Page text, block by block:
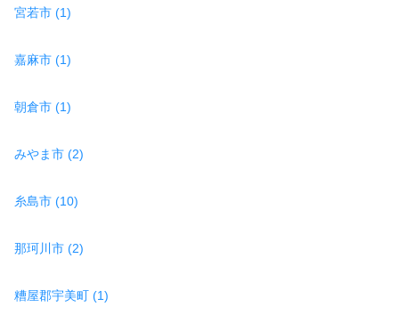
宮若市 (1)
嘉麻市 (1)
朝倉市 (1)
みやま市 (2)
糸島市 (10)
那珂川市 (2)
糟屋郡宇美町 (1)